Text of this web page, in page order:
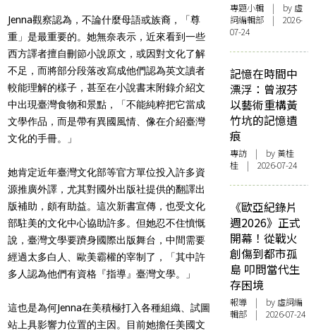
Jenna觀察認為，不論什麼母語或族裔，「尊
重」是最重要的。她無奈表示，近來看到一些
西方譯者擅自刪節小說原文，或因對文化了解
不足，而將部分段落改寫成他們認為英文讀者
較能理解的樣子，甚至在小說書末附錄介紹文
中出現臺灣食物和景點，「不能純粹把它當成
文學作品，而是帶有異國風情、像在介紹臺灣
文化的手冊。」
她肯定近年臺灣文化部等官方單位投入許多資
源推廣外譯，尤其對國外出版社提供的翻譯出
版補助，頗有助益。這次新書宣傳，也受文化
部駐美的文化中心協助許多。但她忍不住憤慨
說，臺灣文學要躋身國際出版舞台，中間需要
經過太多白人、歐美霸權的宰制了，「其中許
多人認為他們有資格『指導』臺灣文學。」
這也是為何Jenna在美積極打入各種組織、試圖
站上具影響力位置的主因。目前她擔任美國文
專題小輯 | by 虛
詞編輯部 | 2026-
07-24
記憶在時間中
漂浮：曾淑芬
以藝術重構黃
竹坑的記憶遺
痕
專訪 | by 黃桂
桂 | 2026-07-24
《歐亞紀錄片
週2026》正式
開幕！從戰火
創傷到都市孤
島 叩問當代生
存困境
報導 | by 虛詞編
輯部 | 2026-07-24